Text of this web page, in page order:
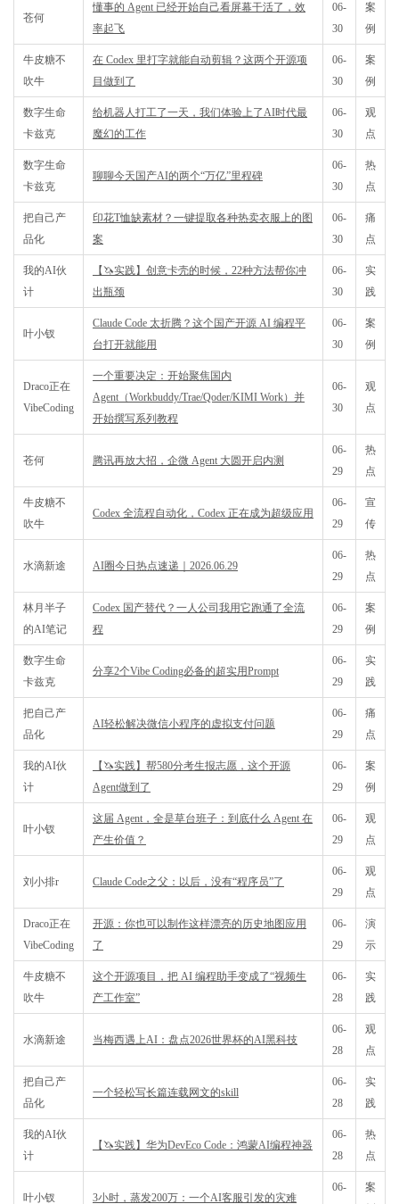
苍何
懂事的 Agent 已经开始自己看屏幕干活了，效
率起飞
06-
30
案
例
牛皮糖不
吹牛
在 Codex 里打字就能自动剪辑？这两个开源项
目做到了
06-
30
案
例
数字生命
卡兹克
给机器人打工了一天，我们体验上了AI时代最
魔幻的工作
06-
30
观
点
数字生命
卡兹克
聊聊今天国产AI的两个“万亿”里程碑
06-
30
热
点
把自己产
品化
印花T恤缺素材？一键提取各种热卖衣服上的图
案
06-
30
痛
点
我的AI伙
计
【🦄实践】创意卡壳的时候，22种方法帮你冲
出瓶颈
06-
30
实
践
叶小钗
Claude Code 太折腾？这个国产开源 AI 编程平
台打开就能用
06-
30
案
例
Draco正在
VibeCoding
一个重要决定：开始聚焦国内
Agent（Workbuddy/Trae/Qoder/KIMI Work）并
开始撰写系列教程
06-
30
观
点
苍何 腾讯再放大招，企微 Agent 大圆开启内测
06-
29
热
点
牛皮糖不
吹牛
Codex 全流程自动化，Codex 正在成为超级应用
06-
29
宣
传
水滴新途 AI圈今日热点速递｜2026.06.29
06-
29
热
点
林月半子
的AI笔记
Codex 国产替代？一人公司我用它跑通了全流
程
06-
29
案
例
数字生命
卡兹克
分享2个Vibe Coding必备的超实用Prompt
06-
29
实
践
把自己产
品化
AI轻松解决微信小程序的虚拟支付问题
06-
29
痛
点
我的AI伙
计
【🦄实践】帮580分考生报志愿，这个开源
Agent做到了
06-
29
案
例
叶小钗
这届 Agent，全是草台班子：到底什么 Agent 在
产生价值？
06-
29
观
点
刘小排r Claude Code之父：以后，没有“程序员”了
06-
29
观
点
Draco正在
VibeCoding
开源：你也可以制作这样漂亮的历史地图应用
了
06-
29
演
示
牛皮糖不
吹牛
这个开源项目，把 AI 编程助手变成了“视频生
产工作室”
06-
28
实
践
水滴新途 当梅西遇上AI：盘点2026世界杯的AI黑科技
06-
28
观
点
把自己产
品化
一个轻松写长篇连载网文的skill
06-
28
实
践
我的AI伙
计
【🦄实践】华为DevEco Code：鸿蒙AI编程神器
06-
28
热
点
叶小钗 3小时，蒸发200万：一个AI客服引发的灾难
06-
案